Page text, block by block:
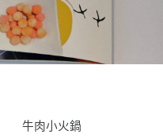
牛肉小火鍋